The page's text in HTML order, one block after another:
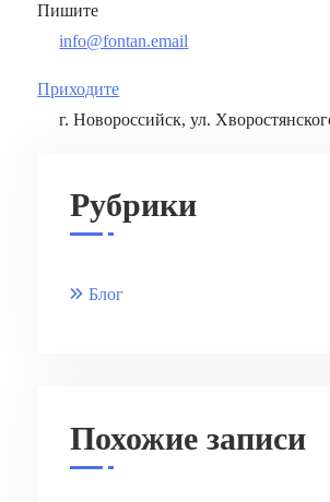
Пишите
info@fontan.email
Приходите
г. Новороссийск, ул.
Рубрики
Блог
Похожие записи